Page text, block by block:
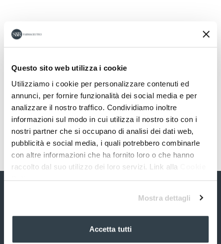
Questo sito web utilizza i cookie
Utilizziamo i cookie per personalizzare contenuti ed
annunci, per fornire funzionalità dei social media e per
analizzare il nostro traffico. Condividiamo inoltre
informazioni sul modo in cui utilizza il nostro sito con i
nostri partner che si occupano di analisi dei dati web,
pubblicità e social media, i quali potrebbero combinarle
con altre informazioni che ha fornito loro o che hanno
raccolto dal suo utilizzo dei loro servizi. Link alla
Policy
Mostra dettagli
Accetta tutti